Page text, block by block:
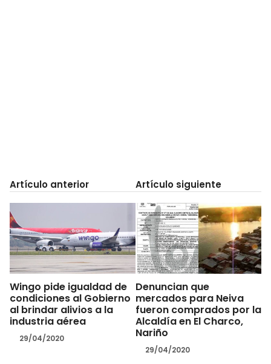
Artículo anterior
Wingo pide igualdad de
condiciones al Gobierno
al brindar alivios a la
industria aérea
29/04/2020
Artículo siguiente
Denuncian que
mercados para Neiva
fueron comprados por la
Alcaldía en El Charco,
Nariño
29/04/2020